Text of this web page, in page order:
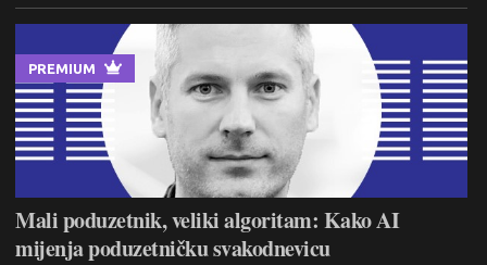
PREMIUM
Mali poduzetnik, veliki algoritam: Kako AI
mijenja poduzetničku svakodnevicu